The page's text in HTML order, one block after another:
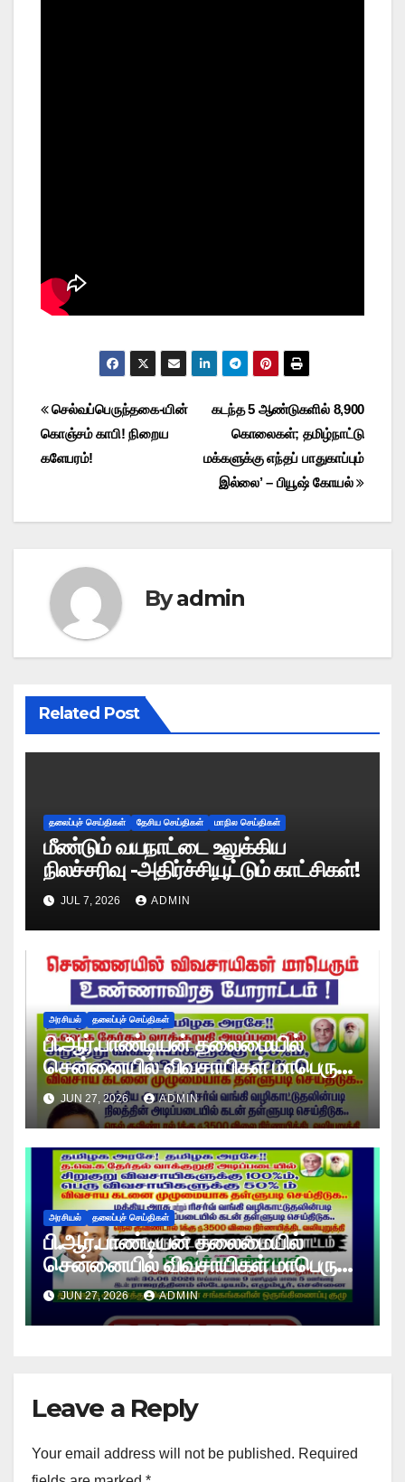
Post
navigation
கடந்த 5 ஆண்டுகளில் 8,900
கொலைகள்; தமிழ்நாட்டு
மக்களுக்கு எந்தப் பாதுகாப்பும்
இல்லை’ – பியூஷ் கோயல்
செல்வப்பெருந்தகை-யின்
கொஞ்சம் காபி! நிறைய
களேபரம்!
Byadmin
Related Post
தலைப்புச் செய்திகள் தேசிய செய்திகள் மாநில செய்திகள்
மீண்டும் வயநாட்டை உலுக்கிய
நிலச்சரிவு -அதிர்ச்சியூட்டும் காட்சிகள்!
JUL 7, 2026 ADMIN
அரசியல் தலைப்புச் செய்திகள்
பி.ஆர்.பாண்டியன் தலைமையில்
சென்னையில் விவசாயிகள் மாபெரும்
உண்ணாவிரத போராட்டம் !
JUN 27, 2026 ADMIN
அரசியல் தலைப்புச் செய்திகள்
பி.ஆர்.பாண்டியன் தலைமையில்
சென்னையில் விவசாயிகள் மாபெரும்
உண்ணாவிரத போராட்டம் !
JUN 27, 2026 ADMIN
Leave a Reply
Your email address will not be published. Required